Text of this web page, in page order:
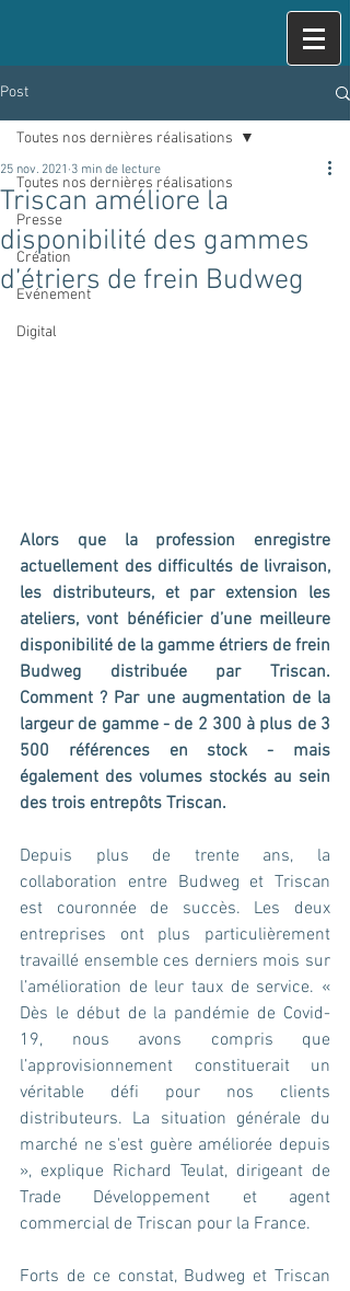
Post
Toutes nos dernières réalisations
Presse
Création
Evénement
Digital
Toutes nos dernières réalisations
Triscan améliore la
disponibilité des gammes
d’étriers de frein Budweg
25 nov. 2021 3 min de lecture
Alors que la profession enregistre
actuellement des difficultés de livraison,
les distributeurs, et par extension les
ateliers, vont bénéficier d’une meilleure
disponibilité de la gamme étriers de frein
Budweg distribuée par Triscan.
Comment ? Par une augmentation de la
largeur de gamme - de 2 300 à plus de 3
500 références en stock - mais
également des volumes stockés au sein
des trois entrepôts Triscan.
Depuis plus de trente ans, la
collaboration entre Budweg et Triscan
est couronnée de succès. Les deux
entreprises ont plus particulièrement
travaillé ensemble ces derniers mois sur
l’amélioration de leur taux de service. «
Dès le début de la pandémie de Covid-
19, nous avons compris que
l’approvisionnement constituerait un
véritable défi pour nos clients
distributeurs. La situation générale du
marché ne s'est guère améliorée depuis
», explique Richard Teulat, dirigeant de
Trade Développement et agent
commercial de Triscan pour la France.
Forts de ce constat, Budweg et Triscan